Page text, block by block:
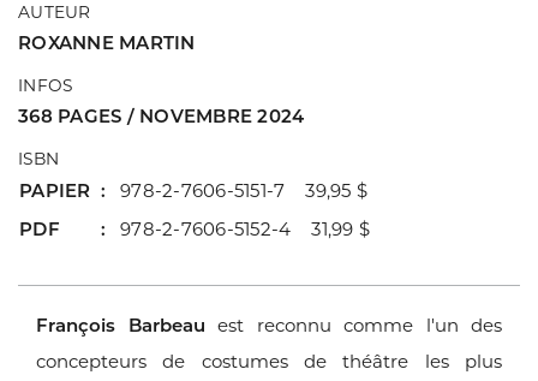
AUTEUR
ROXANNE MARTIN
INFOS
368 PAGES / NOVEMBRE 2024
ISBN
PAPIER
978-2-7606-5151-7 39,95 $
PDF
978-2-7606-5152-4 31,99 $
François Barbeau est reconnu comme l'un des
concepteurs de costumes de théâtre les plus